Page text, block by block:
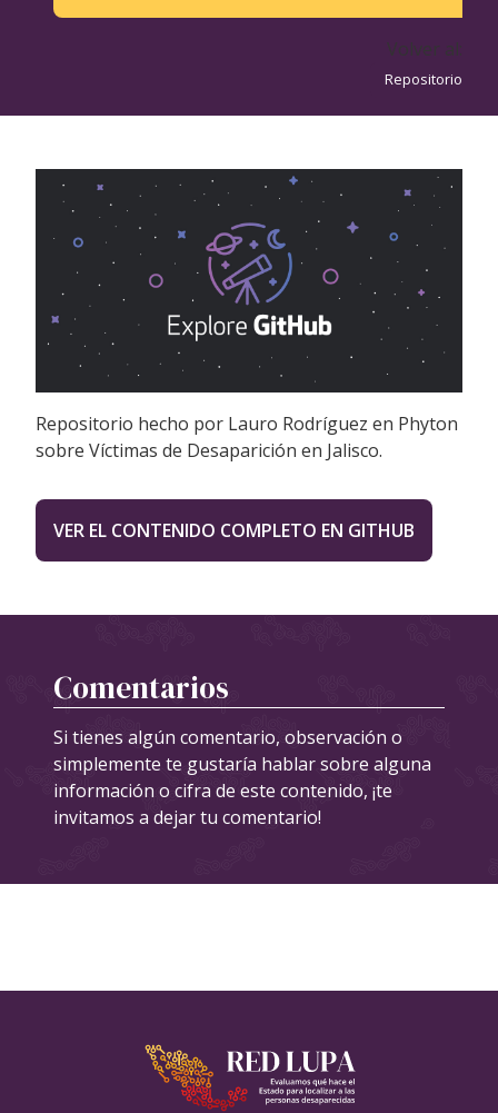
Volver al:
Repositorio
Repositorio hecho por Lauro Rodríguez en Phyton
sobre Víctimas de Desaparición en Jalisco.
VER EL CONTENIDO COMPLETO EN GITHUB
Comentarios
Si tienes algún comentario, observación o
simplemente te gustaría hablar sobre alguna
información o cifra de este contenido, ¡te
invitamos a dejar tu comentario!